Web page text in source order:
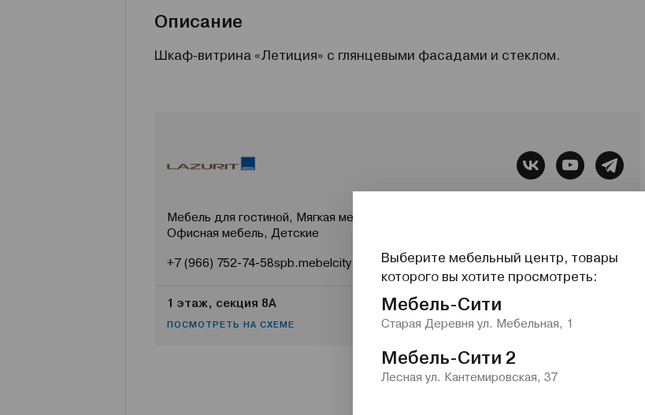
Описание
Шкаф-витрина «Летиция» с глянцевыми фасадами и стеклом.
Мебель для гостиной, Мягкая мебель, Все для сна, Системы хранения,
Офисная мебель, Детские
+7 (966) 752-74-58spb.mebelcity1-2@nw.lazurit.comlazurit.com
1 этаж, секция 8А
ПОСМОТРЕТЬ НА СХЕМЕ
Выберите мебельный центр, товары
которого вы хотите просмотреть:
Мебель-Сити
Старая Деревня ул. Мебельная, 1
Мебель-Сити 2
Лесная ул. Кантемировская, 37